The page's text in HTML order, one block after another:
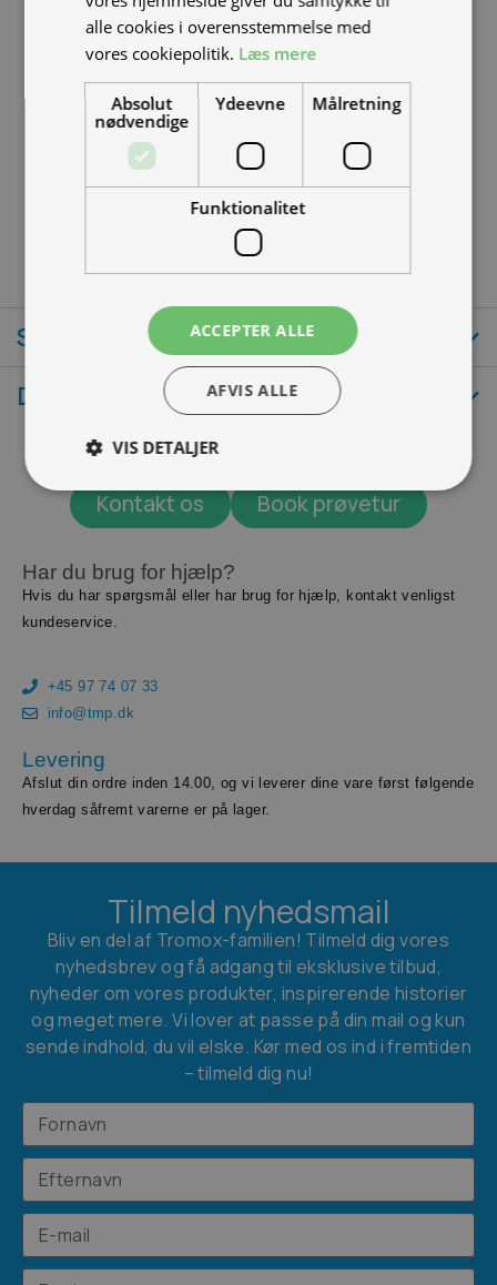
nødvendigt
Bremsekalibere rengøres og stempler
smøres
Styrtøj inspiceres og smøres/efterspændes
ved behov
Dæk inspiceres og dæktryk tilpasses (nye
dæk monteres om nødvendigt)
Diverse skruer, bolte og møttriker tjekkes og
efterspændes.
Specifikationer
Dokumenter
Kontakt os Book prøvetur
Har du brug for hjælp?
Hvis du har spørgsmål eller har brug for hjælp, kontakt venligst
kundeservice.
+45 97 74 07 33
info@tmp.dk
Levering
Afslut din ordre inden 14.00, og vi leverer dine vare først følgende
hverdag såfremt varerne er på lager.
Tilmeld nyhedsmail
Bliv en del af Tromox-familien! Tilmeld dig vores
nyhedsbrev og få adgang til eksklusive tilbud,
nyheder om vores produkter, inspirerende historier
og meget mere. Vi lover at passe på din mail og kun
sende indhold, du vil elske. Kør med os ind i fremtiden
– tilmeld dig nu!
alle cookies i overensstemmelse med
vores cookiepolitik. Læs mere
Absolut
nødvendige
Ydeevne Målretning
Funktionalitet
ACCEPTER ALLE
AFVIS ALLE
VIS DETALJER